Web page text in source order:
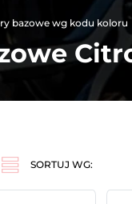
bazowe wg kodu koloru
SORTUJ WG: